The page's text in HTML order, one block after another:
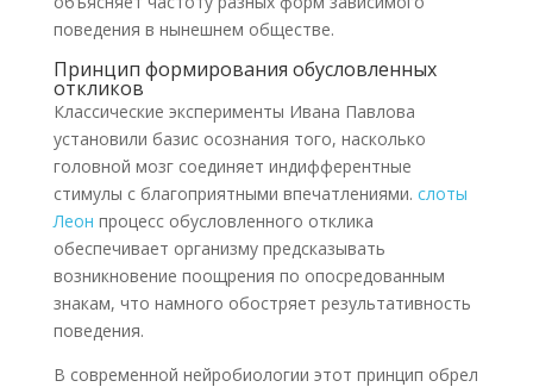
поведения в нынешнем обществе.
Принцип формирования обусловленных
откликов
Классические эксперименты Ивана Павлова
установили базис осознания того, насколько
головной мозг соединяет индифферентные
стимулы с благоприятными впечатлениями. слоты
Леон процесс обусловленного отклика
обеспечивает организму предсказывать
возникновение поощрения по опосредованным
знакам, что намного обостряет результативность
поведения.
В современной нейробиологии этот принцип обрел